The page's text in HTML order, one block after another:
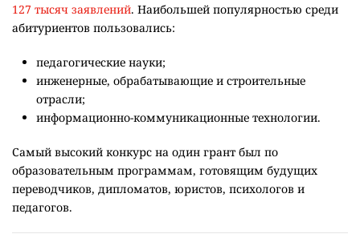
127 тысяч заявлений. Наибольшей популярностью среди
абитуриентов пользовались:
педагогические науки;
инженерные, обрабатывающие и строительные
отрасли;
информационно-коммуникационные технологии.
Самый высокий конкурс на один грант был по
образовательным программам, готовящим будущих
переводчиков, дипломатов, юристов, психологов и
педагогов.